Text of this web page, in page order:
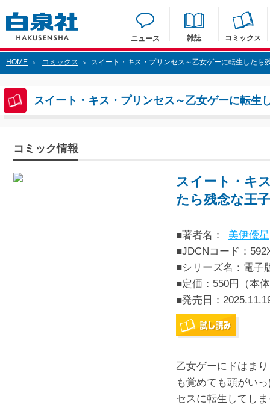
ニュース 雑誌 コミックス
HOME > コミックス > スイート・キス・プリンセス～乙女ゲーに転生したら
スイート・キス・プリンセス～乙女ゲーに転生
コミック情報
スイート・キ
たら残念な王
■著者名：
美伊優星
■JDCNコード：
■シリーズ名：電子
■定価：550円（本
■発売日：
乙女ゲーにドはま
も覚めても頭がい
セスに転生してし